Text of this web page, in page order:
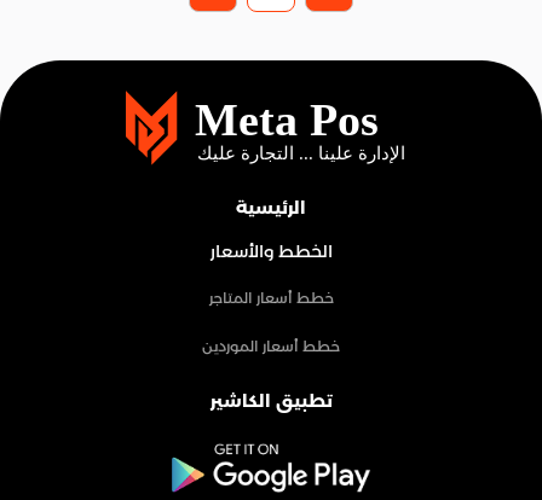
الرئيسية
الخطط والأسعار
خطط أسعار المتاجر
خطط أسعار الموردين
تطبيق الكاشير